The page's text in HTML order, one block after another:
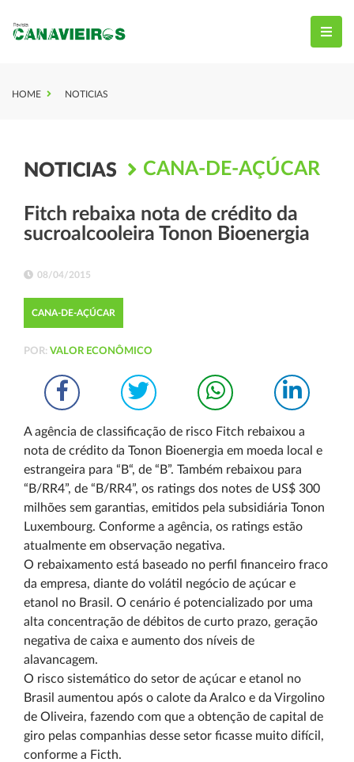
HOME NOTICIAS
NOTICIAS CANA-DE-AÇÚCAR
Fitch rebaixa nota de crédito da
sucroalcooleira Tonon Bioenergia
08/04/2015
CANA-DE-AÇÚCAR
POR: VALOR ECONÔMICO
A agência de classificação de risco Fitch rebaixou a
nota de crédito da Tonon Bioenergia em moeda local e
estrangeira para “B­“, de “B”. Também rebaixou para
“B­/RR4”, de “B/RR4”, os ratings dos notes de US$ 300
milhões sem garantias, emitidos pela subsidiária Tonon
Luxembourg. Conforme a agência, os ratings estão
atualmente em observação negativa.
O rebaixamento está baseado no perfil financeiro fraco
da empresa, diante do volátil negócio de açúcar e
etanol no Brasil. O cenário é potencializado por uma
alta concentração de débitos de curto prazo, geração
negativa de caixa e aumento dos níveis de
alavancagem.
O risco sistemático do setor de açúcar e etanol no
Brasil aumentou após o calote da Aralco e da Virgolino
de Oliveira, fazendo com que a obtenção de capital de
giro pelas companhias desse setor ficasse muito difícil,
conforme a Ficth.